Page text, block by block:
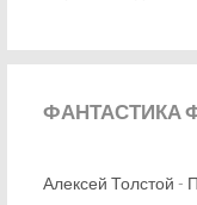
ФАНТАСТИКА
Алексей Толстой -